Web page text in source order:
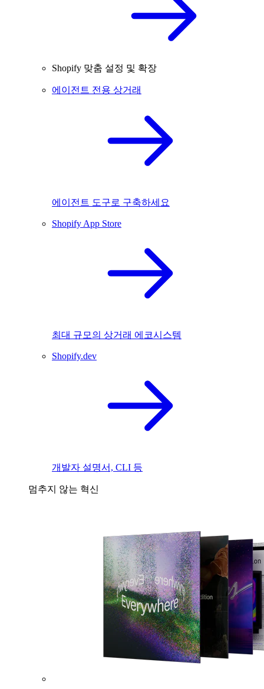
Shopify 맞춤 설정 및 확장
에이전트 전용 상거래
에이전트 도구로 구축하세요
Shopify App Store
최대 규모의 상거래 에코시스템
Shopify.dev
개발자 설명서, CLI 등
멈추지 않는 혁신